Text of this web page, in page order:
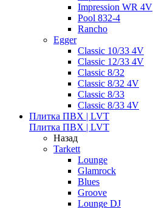
Impression WR 4V
Pool 832-4
Rancho
Egger
Classic 10/33 4V
Classic 12/33 4V
Classic 8/32
Classic 8/32 4V
Classic 8/33
Classic 8/33 4V
Плитка ПВХ | LVT
Плитка ПВХ | LVT
Назад
Tarkett
Lounge
Glamrock
Blues
Groove
Lounge DJ